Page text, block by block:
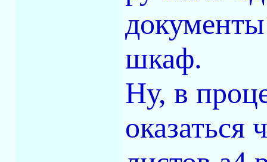
шкаф.
Ну, в
оказаться